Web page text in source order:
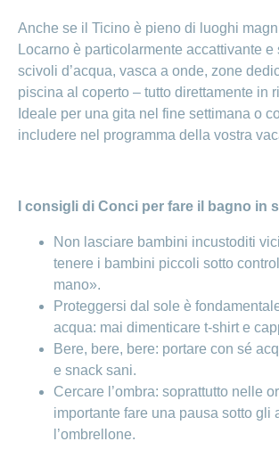
Anche se il Ticino è pieno di luoghi
Locarno è particolarmente accattivante e
scivoli d’acqua, vasca a onde, zone
piscina al coperto – tutto direttamente in
Ideale per una gita nel fine settimana o
includere nel programma della vostra
I consigli di Conci per fare il bagno in
Non lasciare bambini incustoditi
tenere i bambini piccoli sotto
mano».
Proteggersi dal sole è
acqua: mai dimenticare t-shirt e
Bere, bere, bere: portare con sé
e snack sani.
Cercare l’ombra: soprattutto nelle
importante fare una pausa sotto gli
l’ombrellone.